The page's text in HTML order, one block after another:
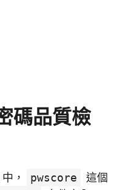
碼品質檢
， pwscore
這個